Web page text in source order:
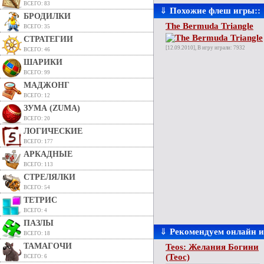
ВСЕГО: 83
БРОДИЛКИ
ВСЕГО: 35
СТРАТЕГИИ
ВСЕГО: 46
ШАРИКИ
ВСЕГО: 99
МАДЖОНГ
ВСЕГО: 12
ЗУМА (ZUMA)
ВСЕГО: 20
ЛОГИЧЕСКИЕ
ВСЕГО: 177
АРКАДНЫЕ
ВСЕГО: 113
СТРЕЛЯЛКИ
ВСЕГО: 54
ТЕТРИС
ВСЕГО: 4
ПАЗЛЫ
ВСЕГО: 18
ТАМАГОЧИ
ВСЕГО: 6
⇓ Похожие флеш игры::
The Bermuda Triangle
[12.09.2010], В игру играли: 7932
⇓ Рекомендуем онлайн
Teos: Желания Богини
(Теос)